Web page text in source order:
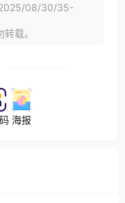
08/30/35-
载。
海报